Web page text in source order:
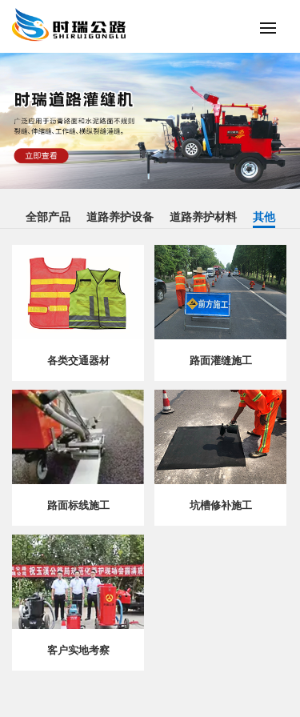
全部产品 道路养护设备 道路养护材料 其他
各类交通器材 路面灌缝施工
路面标线施工 坑槽修补施工
客户实地考察